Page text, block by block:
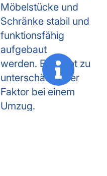
Möbelstücke und
Schränke stabil und
funktionsfähig
aufgebaut
werden. Ein nicht zu
unterschätzender
Faktor bei einem
Umzug.